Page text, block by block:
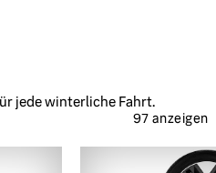
jede winterliche Fahrt.
97 anzeigen